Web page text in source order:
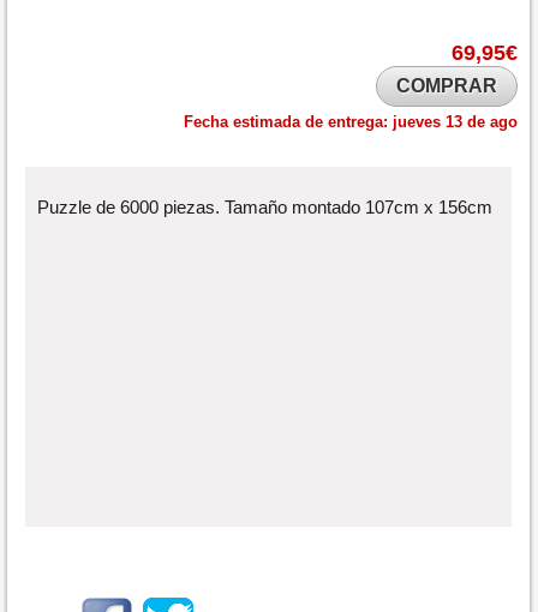
69,95€
COMPRAR
Fecha estimada de entrega: jueves 13 de ago
Puzzle de 6000 piezas. Tamaño montado 107cm x 156cm